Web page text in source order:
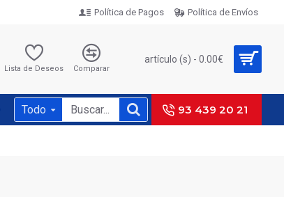
Política de Pagos Política de Envíos
Lista de Deseos Comparar
artículo (s) - 0.00€
Todo 93 439 20 21